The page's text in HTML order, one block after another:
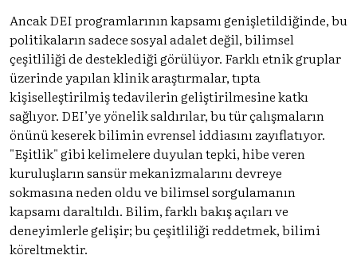
Ancak DEI programlarının kapsamı genişletildiğinde, bu
politikaların sadece sosyal adalet değil, bilimsel
çeşitliliği de desteklediği görülüyor. Farklı etnik gruplar
üzerinde yapılan klinik araştırmalar, tıpta
kişiselleştirilmiş tedavilerin geliştirilmesine katkı
sağlıyor. DEI’ye yönelik saldırılar, bu tür çalışmaların
önünü keserek bilimin evrensel iddiasını zayıflatıyor.
"Eşitlik" gibi kelimelere duyulan tepki, hibe veren
kuruluşların sansür mekanizmalarını devreye
sokmasına neden oldu ve bilimsel sorgulamanın
kapsamı daraltıldı. Bilim, farklı bakış açıları ve
deneyimlerle gelişir; bu çeşitliliği reddetmek, bilimi
köreltmektir.